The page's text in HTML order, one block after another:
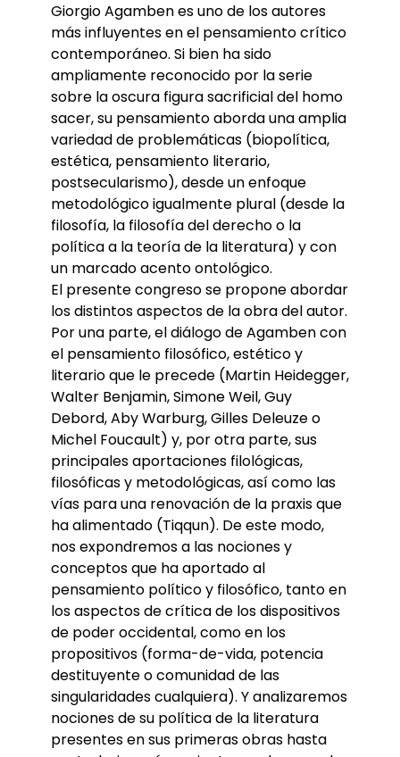
Giorgio Agamben es uno de los autores
más influyentes en el pensamiento crítico
contemporáneo. Si bien ha sido
ampliamente reconocido por la serie
sobre la oscura figura sacrificial del homo
sacer, su pensamiento aborda una amplia
variedad de problemáticas (biopolítica,
estética, pensamiento literario,
postsecularismo), desde un enfoque
metodológico igualmente plural (desde la
filosofía, la filosofía del derecho o la
política a la teoría de la literatura) y con
un marcado acento ontológico.
El presente congreso se propone abordar
los distintos aspectos de la obra del autor.
Por una parte, el diálogo de Agamben con
el pensamiento filosófico, estético y
literario que le precede (Martin Heidegger,
Walter Benjamin, Simone Weil, Guy
Debord, Aby Warburg, Gilles Deleuze o
Michel Foucault) y, por otra parte, sus
principales aportaciones filológicas,
filosóficas y metodológicas, así como las
vías para una renovación de la praxis que
ha alimentado (Tiqqun). De este modo,
nos expondremos a las nociones y
conceptos que ha aportado al
pensamiento político y filosófico, tanto en
los aspectos de crítica de los dispositivos
de poder occidental, como en los
propositivos (forma-de-vida, potencia
destituyente o comunidad de las
singularidades cualquiera). Y analizaremos
nociones de su política de la literatura
presentes en sus primeras obras hasta